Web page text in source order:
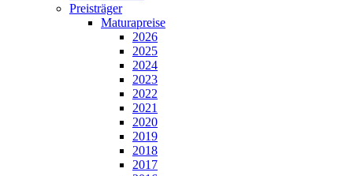
Preisträger
Maturapreise
2026
2025
2024
2023
2022
2021
2020
2019
2018
2017